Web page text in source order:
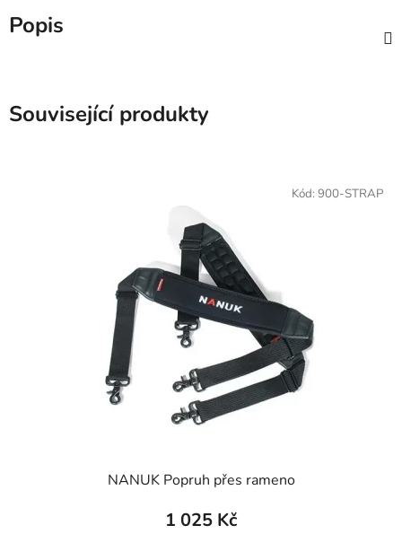
Popis
Související produkty
NANUK Popruh přes rameno
1 025 Kč
Kód: 900-STRAP